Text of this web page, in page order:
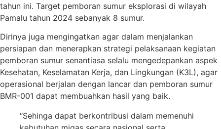
tahun ini. Target pemboran sumur eksplorasi di wilayah
Pamalu tahun 2024 sebanyak 8 sumur.
Dirinya juga mengingatkan agar dalam menjalankan
persiapan dan menerapkan strategi pelaksanaan kegiatan
pemboran sumur senantiasa selalu mengedepankan aspek
Kesehatan, Keselamatan Kerja, dan Lingkungan (K3L), agar
operasional berjalan dengan lancar dan pemboran sumur
BMR-001 dapat membuahkan hasil yang baik.
“Sehinga dapat berkontribusi dalam memenuhi